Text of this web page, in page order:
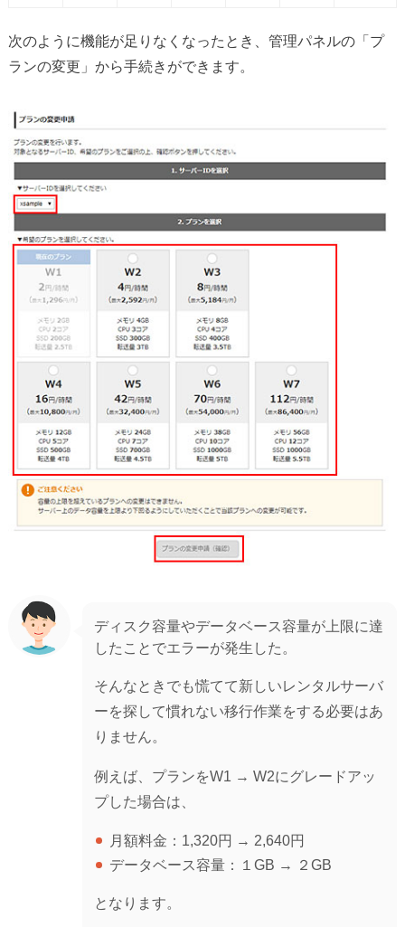
次のように機能が足りなくなったとき、管理パネルの「プ
ランの変更」から手続きができます。
ディスク容量やデータベース容量が上限に達
したことでエラーが発生した。
そんなときでも慌てて新しいレンタルサーバ
ーを探して慣れない移行作業をする必要はあ
りません。
例えば、プランをW1 → W2にグレードアッ
プした場合は、
月額料金：1,320円 → 2,640円
データベース容量：１GB → ２GB
となります。